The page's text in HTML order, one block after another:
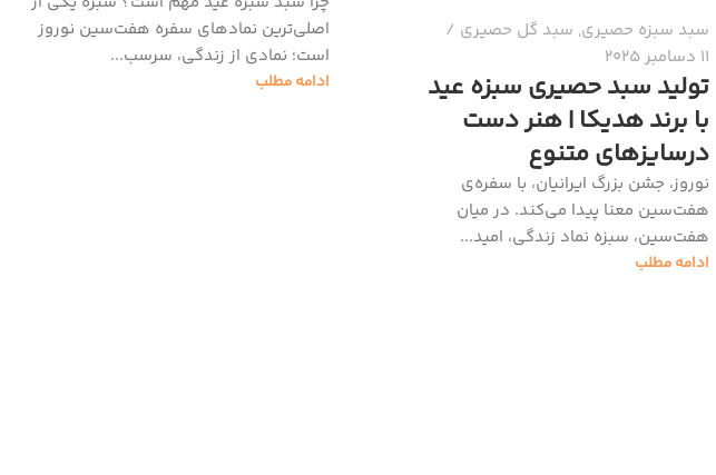
سبد سبزه حصیری, سبد گل حصیری
11 دسامبر 2025
تولید سبد حصیری سبزه عید
با برند هدیکا | هنر دست
درسایزهای متنوع
نوروز، جشن بزرگ ایرانیان، با سفره‌ی
هفت‌سین معنا پیدا می‌کند. در میان
هفت‌سین، سبزه نماد زندگی، امید...
ادامه مطلب
اصلی‌ترین نمادهای سفره هفت‌سین نوروز
است؛ نمادی از زندگی، سرسب...
ادامه مطلب